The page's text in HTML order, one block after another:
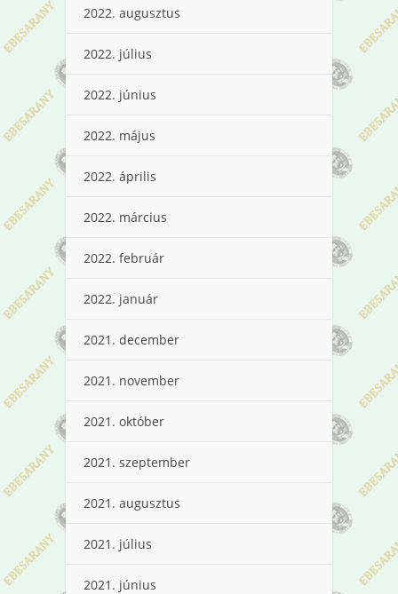
2022. augusztus
2022. július
2022. június
2022. május
2022. április
2022. március
2022. február
2022. január
2021. december
2021. november
2021. október
2021. szeptember
2021. augusztus
2021. július
2021. június